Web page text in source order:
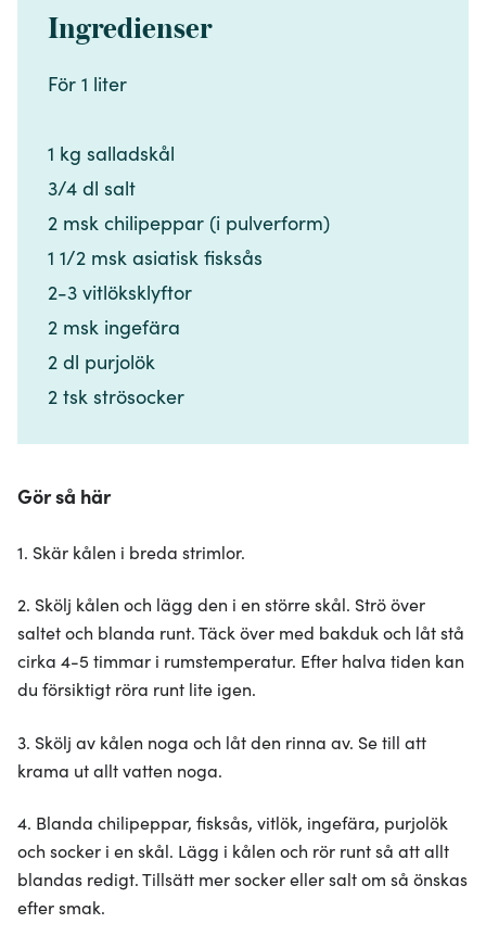
Ingredienser
För 1 liter​​​​‌ ‍ ​‍​‍‌‍ ‌ ​‍‌‍‍‌‌‍‌ ‌‍‍‌‌‍ ‍​‍​‍​ ‍‍​‍​‍‌ ​ ‌‍​‌‌‍ ‍‌‍‍‌‌ ‌​‌ ‍‌​‍ ‍‌‍‍‌‌‍ ​‍​‍​‍ ​​‍​‍‌‍‍​‌ ​‍‌‍‌‌‌‍‌‍​‍​‍​ ‍‍​‍​‍‌‍‍​‌ ‌​‌ ‌​‌ ​​‌ ​ ​ ‍‍​‍ ​‍ ‌‍​ ‌‍ ‌‌ ​ ​‍ ‍‌‍​ ‌‍‌‌‌ ​‍‌ ‌‍‌‍‌‌‌ ​‍‌‍​‌​‍ ‍‌ ​ ‌‍‌‌​‍ ‌ ​​‌ ​‍‌‍ ‌‍‌​‌ ‌‌‌‍​ ‌ ‌​‌‍‍‌‌‍ ‌‍ ‍​‍ ‌‍‍‌‌‍ ‍‌ ‌​‌‍‌‌‌‍ ‍‌ ‌​​‍ ‌‍‌‌‌‍‌​‌‍‍‌‌ ‌​​‍ ‌‍ ‌‌‍ ‌‍‌​‌‍‌‌​ ‌‌ ​​‌ ​‍‌‍‌‌‌ ​ ‌‍‌‌‌‍ ‍‌ ‌​‌‍​‌‌ ‌​‌‍‍‌‌‍ ‌‍ ‍​ ‍ ‌‍‍‌‌‍‌​​ ‌​ ​‍‌‍‌​​ ​ ‌‍​‌​ ‌‍‌‍​‌‌‍‌‌​ ​​​‍ ‌‌‍​‌‌‍‌‌​ ‌ ​ ‌‍​‍ ‌​ ‌​​ ‌​‌‍​‌​ ‌ ​‍ ‌​ ‍​​ ​‌​ ‌​​ ​ ​‍ ‌‌‍​ ‌‍​ ‌‍‌​​ ​‌​ ​‍​ ‍‌​ ‍‌​ ​ ‌‍‌‍‌‍‌​​ ‌​‌‍‌‍​ ‍ ‌ ‌​‌ ‍‌‌ ​​‌‍‌‌​ ‌‌ ​​‌‍​‌‌‍‌ ‌‍‌‌​ ‍ ‌ ​​‌‍​‌‌ ‌​‌‍‍​​ ‌‌‍​‍‌‍ ​‌‍ ‌‍​ ‌‍‍ ‌ ​ ​‍‌‌​ ‌‌‌​​‍‌‌ ‌‍‍ ‌‍‌‌‌ ‍‌​‍‌‌​ ​ ‌​‌​​‍‌‌​ ​ ‌​‌​​‍‌‌​ ​‍​ ​‍​ ‍‌‌‍​‍​ ‍​‌‍​ ‌‍‌​​ ‌‌‌‍‌‌‌‍​ ​‍ ‌​ ‌​​ ​‍​ ‍‌​ ‌‌​‍ ‌​ ‌​‌‍​‌‌‍‌‍​ ‌‌​‍ ‌‌‍​‍​ ​‌‌‍​‌‌‍​‍​‍ ‌​ ‍​​ ‍​‌‍‌​​ ‌‌‌‍‌​‌‍‌​​ ​ ‌‍​‍‌‍‌‌​ ​‍​ ‍​‌‍‌‍​‍‌‌​ ​‍​ ​‍​‍‌‌​ ‌‌‌​‌​​‍ ‍‌‍​ ‌‍ ‌‍ ​‌ ‌‌‌‍ ‌‌‍ ‍‌ ​ ​‍‌‌​ ‌‌‌​​‍‌‌ ‌‍‍ ‌‍‌‌‌ ‍‌​‍‌‌​ ​ ‌​‌​​‍‌‌​ ​ ‌​‌​​‍‌‌​ ​‍​ ​‍​ ‌‍​ ‌ ​ ​‌​ ‌ ​ ‌‌​ ​​​ ‌​​ ​‍​ ‍‌​ ‌‌‌‍​ ​ ​ ​‍‌‌​ ​‍​ ​‍​‍‌‌​ ‌‌‌​‌​​‍ ‍‌‍‍‌‌ ‌​‌‍‌‌‌‍ ‌‌ ​ ​‍‌‌​ ‌‌‌​​‍​ ​​​‍‌‌​ ‌‌‌​‌​​ ‌‍​‍‌‍​‌‌ ​ ‌‍‌‌‌‌‌‌‌ ​‍‌‍ ​​ ‌‌‍‍​‌ ‌​‌ ‌​‌ ​​‌ ​ ​‍‌‌​ ​ ‌​​‌​‍‌‌​ ​‍‌​‌‍​‍‌‌​ ​‍‌​‌‍‌‍​ ‌‍ ‌‌ ​ ​‍ ‍‌‍​ ‌‍‌‌‌ ​‍‌ ‌‍‌‍‌‌‌ ​‍‌‍​‌​‍ ‍‌ ​ ‌‍‌‌​‍‌‍‌‍‍‌‌‍‌​​ ‌​ ​‍‌‍‌​​ ​ ‌‍​‌​ ‌‍‌‍​‌‌‍‌‌​ ​​​‍ ‌‌‍​‌‌‍‌‌​ ‌ ​ ‌‍​‍ ‌​ ‌​​ ‌​‌‍​‌​ ‌ ​‍ ‌​ ‍​​ ​‌​ ‌​​ ​ ​‍ ‌‌‍​ ‌‍​ ‌‍‌​​ ​‌​ ​‍​ ‍‌​ ‍‌​ ​ ‌‍‌‍‌‍‌​​ ‌​‌‍‌‍​‍‌‍‌ ‌​‌ ‍‌‌ ​​‌‍‌‌​ ‌‌ ​​‌‍​‌‌‍‌ ‌‍‌‌​‍‌‍‌ ​​‌‍​‌‌ ‌​‌‍‍​​ ‌‌‍​‍‌‍ ​‌‍ ‌‍​ ‌‍‍ ‌ ​ ​‍‌‌​ ‌‌‌​​‍‌‌ ‌‍‍ ‌‍‌‌‌ ‍‌​‍‌‌​ ​ ‌​‌​​‍‌‌​ ​ ‌​‌​​‍‌‌​ ​‍​ ​‍​ ‍‌‌‍​‍​ ‍​‌‍​ ‌‍‌​​ ‌‌‌‍‌‌‌‍​ ​‍ ‌​ ‌​​ ​‍​ ‍‌​ ‌‌​‍ ‌​ ‌​‌‍​‌‌‍‌‍​ ‌‌​‍ ‌‌‍​‍​ ​‌‌‍​‌‌‍​‍​‍ ‌​ ‍​​ ‍​‌‍‌​​ ‌‌‌‍‌​‌‍‌​​ ​ ‌‍​‍‌‍‌‌​ ​‍​ ‍​‌‍‌‍​‍‌‌​ ​‍​ ​‍​‍‌‌​ ‌‌‌​‌​​‍ ‍‌‍​ ‌‍ ‌‍ ​‌ ‌‌‌‍ ‌‌‍ ‍‌ ​ ​‍‌‌​ ‌‌‌​​‍‌‌ ‌‍‍ ‌‍‌‌‌ ‍‌​‍‌‌​ ​ ‌​‌​​‍‌‌​ ​ ‌​‌​​‍‌‌​ ​‍​ ​‍​ ‌‍​ ‌ ​ ​‌​ ‌ ​ ‌‌​ ​​​ ‌​​ ​‍​ ‍‌​ ‌‌‌‍​ ​ ​ ​‍‌‌​ ​‍​ ​‍​‍‌‌​ ‌‌‌​‌​​‍ ‍‌‍‍‌‌ ‌​‌‍‌‌‌‍ ‌‌ ​ ​‍‌‌​ ‌‌‌​​‍​ ​​​‍‌‌​ ‌‌‌​‌​​‍‌‍‌ ‌ ‌‍ ‌ ​‍‌‍‍ ‌ ​ ‌ ​​‌‍​‌‌‍​ ‌‍‌‌​ ‌‌ ​​‌ ​‍‌‍ ‌‍‌​‌ ‌‌‌‍​ ‌ ‌​‌‍‍‌‌‍ ‌‍ ‍​‍‌‍‌ ​​‌‍‌‌‌ ​‍‌ ​ ‌ ​​‌‍‌‌‌‍​ ‌ ‌​‌‍‍‌‌ ‌‍‌‍‌‌​ ‌‌ ​​‌ ‌‌‌‍​‍‌‍ ​‌‍‍‌‌ ​ ‌‍‍​‌‍‌‌‌‍‌​​‍​‍‌ ‌
1 kg salladskål​​​​‌ ‍ ​‍​‍‌‍ ‌ ​‍‌‍‍‌‌‍‌ ‌‍‍‌‌‍ ‍​‍​‍​ ‍‍​‍​‍‌ ​ ‌‍​‌‌‍ ‍‌‍‍‌‌ ‌​‌ ‍‌​‍ ‍‌‍‍‌‌‍ ​‍​‍​‍ ​​‍​‍‌‍‍​‌ ​‍‌‍‌‌‌‍‌‍​‍​‍​ ‍‍​‍​‍‌‍‍​‌ ‌​‌ ‌​‌ ​​‌ ​ ​ ‍‍​‍ ​‍ ‌‍​ ‌‍ ‌‌ ​ ​‍ ‍‌‍​ ‌‍‌‌‌ ​‍‌ ‌‍‌‍‌‌‌ ​‍‌‍​‌​‍ ‍‌ ​ ‌‍‌‌​‍ ‌ ​​‌ ​‍‌‍ ‌‍‌​‌ ‌‌‌‍​ ‌ ‌​‌‍‍‌‌‍ ‌‍ ‍​‍ ‌‍‍‌‌‍ ‍‌ ‌​‌‍‌‌‌‍ ‍‌ ‌​​‍ ‌‍‌‌‌‍‌​‌‍‍‌‌ ‌​​‍ ‌‍ ‌‌‍ ‌‍‌​‌‍‌‌​ ‌‌ ​​‌ ​‍‌‍‌‌‌ ​ ‌‍‌‌‌‍ ‍‌ ‌​‌‍​‌‌ ‌​‌‍‍‌‌‍ ‌‍ ‍​ ‍ ‌‍‍‌‌‍‌​​ ‌​ ​‍‌‍‌​​ ​ ‌‍​‌​ ‌‍‌‍​‌‌‍‌‌​ ​​​‍ ‌‌‍​‌‌‍‌‌​ ‌ ​ ‌‍​‍ ‌​ ‌​​ ‌​‌‍​‌​ ‌ ​‍ ‌​ ‍​​ ​‌​ ‌​​ ​ ​‍ ‌‌‍​ ‌‍​ ‌‍‌​​ ​‌​ ​‍​ ‍‌​ ‍‌​ ​ ‌‍‌‍‌‍‌​​ ‌​‌‍‌‍​ ‍ ‌ ‌​‌ ‍‌‌ ​​‌‍‌‌​ ‌‌ ​​‌‍​‌‌‍‌ ‌‍‌‌​ ‍ ‌ ​​‌‍​‌‌ ‌​‌‍‍​​ ‌‌‍​‍‌‍ ​‌‍ ‌‍​ ‌‍‍ ‌ ​ ​‍‌‌​ ‌‌‌​​‍‌‌ ‌‍‍ ‌‍‌‌‌ ‍‌​‍‌‌​ ​ ‌​‌​​‍‌‌​ ​ ‌​‌​​‍‌‌​ ​‍​ ​‍​ ‍‌‌‍​‍​ ‍​‌‍​ ‌‍‌​​ ‌‌‌‍‌‌‌‍​ ​‍ ‌​ ‌​​ ​‍​ ‍‌​ ‌‌​‍ ‌​ ‌​‌‍​‌‌‍‌‍​ ‌‌​‍ ‌‌‍​‍​ ​‌‌‍​‌‌‍​‍​‍ ‌​ ‍​​ ‍​‌‍‌​​ ‌‌‌‍‌​‌‍‌​​ ​ ‌‍​‍‌‍‌‌​ ​‍​ ‍​‌‍‌‍​‍‌‌​ ​‍​ ​‍​‍‌‌​ ‌‌‌​‌​​‍ ‍‌‍​ ‌‍ ‌‍ ​‌ ‌‌‌‍ ‌‌‍ ‍‌ ​ ​‍‌‌​ ‌‌‌​​‍‌‌ ‌‍‍ ‌‍‌‌‌ ‍‌​‍‌‌​ ​ ‌​‌​​‍‌‌​ ​ ‌​‌​​‍‌‌​ ​‍​ ​‍​ ‌‍​ ‌ ​ ​‌​ ‌ ​ ‌‌​ ​​​ ‌​​ ​‍​ ‍‌​ ‌‌‌‍​ ​ ​ ​‍‌‌​ ​‍​ ​‍​‍‌‌​ ‌‌‌​‌​​‍ ‍‌‍‍‌‌ ‌​‌‍‌‌‌‍ ‌‌ ​ ​‍‌‌​ ‌‌‌​​‍​ ​‍​‍‌‌​ ‌‌‌​‌​​ ‌‍​‍‌‍​‌‌ ​ ‌‍‌‌‌‌‌‌‌ ​‍‌‍ ​​ ‌‌‍‍​‌ ‌​‌ ‌​‌ ​​‌ ​ ​‍‌‌​ ​ ‌​​‌​‍‌‌​ ​‍‌​‌‍​‍‌‌​ ​‍‌​‌‍‌‍​ ‌‍ ‌‌ ​ ​‍ ‍‌‍​ ‌‍‌‌‌ ​‍‌ ‌‍‌‍‌‌‌ ​‍‌‍​‌​‍ ‍‌ ​ ‌‍‌‌​‍‌‍‌‍‍‌‌‍‌​​ ‌​ ​‍‌‍‌​​ ​ ‌‍​‌​ ‌‍‌‍​‌‌‍‌‌​ ​​​‍ ‌‌‍​‌‌‍‌‌​ ‌ ​ ‌‍​‍ ‌​ ‌​​ ‌​‌‍​‌​ ‌ ​‍ ‌​ ‍​​ ​‌​ ‌​​ ​ ​‍ ‌‌‍​ ‌‍​ ‌‍‌​​ ​‌​ ​‍​ ‍‌​ ‍‌​ ​ ‌‍‌‍‌‍‌​​ ‌​‌‍‌‍​‍‌‍‌ ‌​‌ ‍‌‌ ​​‌‍‌‌​ ‌‌ ​​‌‍​‌‌‍‌ ‌‍‌‌​‍‌‍‌ ​​‌‍​‌‌ ‌​‌‍‍​​ ‌‌‍​‍‌‍ ​‌‍ ‌‍​ ‌‍‍ ‌ ​ ​‍‌‌​ ‌‌‌​​‍‌‌ ‌‍‍ ‌‍‌‌‌ ‍‌​‍‌‌​ ​ ‌​‌​​‍‌‌​ ​ ‌​‌​​‍‌‌​ ​‍​ ​‍​ ‍‌‌‍​‍​ ‍​‌‍​ ‌‍‌​​ ‌‌‌‍‌‌‌‍​ ​‍ ‌​ ‌​​ ​‍​ ‍‌​ ‌‌​‍ ‌​ ‌​‌‍​‌‌‍‌‍​ ‌‌​‍ ‌‌‍​‍​ ​‌‌‍​‌‌‍​‍​‍ ‌​ ‍​​ ‍​‌‍‌​​ ‌‌‌‍‌​‌‍‌​​ ​ ‌‍​‍‌‍‌‌​ ​‍​ ‍​‌‍‌‍​‍‌‌​ ​‍​ ​‍​‍‌‌​ ‌‌‌​‌​​‍ ‍‌‍​ ‌‍ ‌‍ ​‌ ‌‌‌‍ ‌‌‍ ‍‌ ​ ​‍‌‌​ ‌‌‌​​‍‌‌ ‌‍‍ ‌‍‌‌‌ ‍‌​‍‌‌​ ​ ‌​‌​​‍‌‌​ ​ ‌​‌​​‍‌‌​ ​‍​ ​‍​ ‌‍​ ‌ ​ ​‌​ ‌ ​ ‌‌​ ​​​ ‌​​ ​‍​ ‍‌​ ‌‌‌‍​ ​ ​ ​‍‌‌​ ​‍​ ​‍​‍‌‌​ ‌‌‌​‌​​‍ ‍‌‍‍‌‌ ‌​‌‍‌‌‌‍ ‌‌ ​ ​‍‌‌​ ‌‌‌​​‍​ ​‍​‍‌‌​ ‌‌‌​‌​​‍‌‍‌ ‌ ‌‍ ‌ ​‍‌‍‍ ‌ ​ ‌ ​​‌‍​‌‌‍​ ‌‍‌‌​ ‌‌ ​​‌ ​‍‌‍ ‌‍‌​‌ ‌‌‌‍​ ‌ ‌​‌‍‍‌‌‍ ‌‍ ‍​‍‌‍‌ ​​‌‍‌‌‌ ​‍‌ ​ ‌ ​​‌‍‌‌‌‍​ ‌ ‌​‌‍‍‌‌ ‌‍‌‍‌‌​ ‌‌ ​​‌ ‌‌‌‍​‍‌‍ ​‌‍‍‌‌ ​ ‌‍‍​‌‍‌‌‌‍‌​​‍​‍‌ ‌
3/4 dl salt​​​​‌ ‍ ​‍​‍‌‍ ‌ ​‍‌‍‍‌‌‍‌ ‌‍‍‌‌‍ ‍​‍​‍​ ‍‍​‍​‍‌ ​ ‌‍​‌‌‍ ‍‌‍‍‌‌ ‌​‌ ‍‌​‍ ‍‌‍‍‌‌‍ ​‍​‍​‍ ​​‍​‍‌‍‍​‌ ​‍‌‍‌‌‌‍‌‍​‍​‍​ ‍‍​‍​‍‌‍‍​‌ ‌​‌ ‌​‌ ​​‌ ​ ​ ‍‍​‍ ​‍ ‌‍​ ‌‍ ‌‌ ​ ​‍ ‍‌‍​ ‌‍‌‌‌ ​‍‌ ‌‍‌‍‌‌‌ ​‍‌‍​‌​‍ ‍‌ ​ ‌‍‌‌​‍ ‌ ​​‌ ​‍‌‍ ‌‍‌​‌ ‌‌‌‍​ ‌ ‌​‌‍‍‌‌‍ ‌‍ ‍​‍ ‌‍‍‌‌‍ ‍‌ ‌​‌‍‌‌‌‍ ‍‌ ‌​​‍ ‌‍‌‌‌‍‌​‌‍‍‌‌ ‌​​‍ ‌‍ ‌‌‍ ‌‍‌​‌‍‌‌​ ‌‌ ​​‌ ​‍‌‍‌‌‌ ​ ‌‍‌‌‌‍ ‍‌ ‌​‌‍​‌‌ ‌​‌‍‍‌‌‍ ‌‍ ‍​ ‍ ‌‍‍‌‌‍‌​​ ‌​ ​‍‌‍‌​​ ​ ‌‍​‌​ ‌‍‌‍​‌‌‍‌‌​ ​​​‍ ‌‌‍​‌‌‍‌‌​ ‌ ​ ‌‍​‍ ‌​ ‌​​ ‌​‌‍​‌​ ‌ ​‍ ‌​ ‍​​ ​‌​ ‌​​ ​ ​‍ ‌‌‍​ ‌‍​ ‌‍‌​​ ​‌​ ​‍​ ‍‌​ ‍‌​ ​ ‌‍‌‍‌‍‌​​ ‌​‌‍‌‍​ ‍ ‌ ‌​‌ ‍‌‌ ​​‌‍‌‌​ ‌‌ ​​‌‍​‌‌‍‌ ‌‍‌‌​ ‍ ‌ ​​‌‍​‌‌ ‌​‌‍‍​​ ‌‌‍​‍‌‍ ​‌‍ ‌‍​ ‌‍‍ ‌ ​ ​‍‌‌​ ‌‌‌​​‍‌‌ ‌‍‍ ‌‍‌‌‌ ‍‌​‍‌‌​ ​ ‌​‌​​‍‌‌​ ​ ‌​‌​​‍‌‌​ ​‍​ ​‍​ ‍‌‌‍​‍​ ‍​‌‍​ ‌‍‌​​ ‌‌‌‍‌‌‌‍​ ​‍ ‌​ ‌​​ ​‍​ ‍‌​ ‌‌​‍ ‌​ ‌​‌‍​‌‌‍‌‍​ ‌‌​‍ ‌‌‍​‍​ ​‌‌‍​‌‌‍​‍​‍ ‌​ ‍​​ ‍​‌‍‌​​ ‌‌‌‍‌​‌‍‌​​ ​ ‌‍​‍‌‍‌‌​ ​‍​ ‍​‌‍‌‍​‍‌‌​ ​‍​ ​‍​‍‌‌​ ‌‌‌​‌​​‍ ‍‌‍​ ‌‍ ‌‍ ​‌ ‌‌‌‍ ‌‌‍ ‍‌ ​ ​‍‌‌​ ‌‌‌​​‍‌‌ ‌‍‍ ‌‍‌‌‌ ‍‌​‍‌‌​ ​ ‌​‌​​‍‌‌​ ​ ‌​‌​​‍‌‌​ ​‍​ ​‍​ ‌‍​ ‌ ​ ​‌​ ‌ ​ ‌‌​ ​​​ ‌​​ ​‍​ ‍‌​ ‌‌‌‍​ ​ ​ ​‍‌‌​ ​‍​ ​‍​‍‌‌​ ‌‌‌​‌​​‍ ‍‌‍‍‌‌ ‌​‌‍‌‌‌‍ ‌‌ ​ ​‍‌‌​ ‌‌‌​​‍​ ​ ​‍‌‌​ ‌‌‌​‌​​ ‌‍​‍‌‍​‌‌ ​ ‌‍‌‌‌‌‌‌‌ ​‍‌‍ ​​ ‌‌‍‍​‌ ‌​‌ ‌​‌ ​​‌ ​ ​‍‌‌​ ​ ‌​​‌​‍‌‌​ ​‍‌​‌‍​‍‌‌​ ​‍‌​‌‍‌‍​ ‌‍ ‌‌ ​ ​‍ ‍‌‍​ ‌‍‌‌‌ ​‍‌ ‌‍‌‍‌‌‌ ​‍‌‍​‌​‍ ‍‌ ​ ‌‍‌‌​‍‌‍‌‍‍‌‌‍‌​​ ‌​ ​‍‌‍‌​​ ​ ‌‍​‌​ ‌‍‌‍​‌‌‍‌‌​ ​​​‍ ‌‌‍​‌‌‍‌‌​ ‌ ​ ‌‍​‍ ‌​ ‌​​ ‌​‌‍​‌​ ‌ ​‍ ‌​ ‍​​ ​‌​ ‌​​ ​ ​‍ ‌‌‍​ ‌‍​ ‌‍‌​​ ​‌​ ​‍​ ‍‌​ ‍‌​ ​ ‌‍‌‍‌‍‌​​ ‌​‌‍‌‍​‍‌‍‌ ‌​‌ ‍‌‌ ​​‌‍‌‌​ ‌‌ ​​‌‍​‌‌‍‌ ‌‍‌‌​‍‌‍‌ ​​‌‍​‌‌ ‌​‌‍‍​​ ‌‌‍​‍‌‍ ​‌‍ ‌‍​ ‌‍‍ ‌ ​ ​‍‌‌​ ‌‌‌​​‍‌‌ ‌‍‍ ‌‍‌‌‌ ‍‌​‍‌‌​ ​ ‌​‌​​‍‌‌​ ​ ‌​‌​​‍‌‌​ ​‍​ ​‍​ ‍‌‌‍​‍​ ‍​‌‍​ ‌‍‌​​ ‌‌‌‍‌‌‌‍​ ​‍ ‌​ ‌​​ ​‍​ ‍‌​ ‌‌​‍ ‌​ ‌​‌‍​‌‌‍‌‍​ ‌‌​‍ ‌‌‍​‍​ ​‌‌‍​‌‌‍​‍​‍ ‌​ ‍​​ ‍​‌‍‌​​ ‌‌‌‍‌​‌‍‌​​ ​ ‌‍​‍‌‍‌‌​ ​‍​ ‍​‌‍‌‍​‍‌‌​ ​‍​ ​‍​‍‌‌​ ‌‌‌​‌​​‍ ‍‌‍​ ‌‍ ‌‍ ​‌ ‌‌‌‍ ‌‌‍ ‍‌ ​ ​‍‌‌​ ‌‌‌​​‍‌‌ ‌‍‍ ‌‍‌‌‌ ‍‌​‍‌‌​ ​ ‌​‌​​‍‌‌​ ​ ‌​‌​​‍‌‌​ ​‍​ ​‍​ ‌‍​ ‌ ​ ​‌​ ‌ ​ ‌‌​ ​​​ ‌​​ ​‍​ ‍‌​ ‌‌‌‍​ ​ ​ ​‍‌‌​ ​‍​ ​‍​‍‌‌​ ‌‌‌​‌​​‍ ‍‌‍‍‌‌ ‌​‌‍‌‌‌‍ ‌‌ ​ ​‍‌‌​ ‌‌‌​​‍​ ​ ​‍‌‌​ ‌‌‌​‌​​‍‌‍‌ ‌ ‌‍ ‌ ​‍‌‍‍ ‌ ​ ‌ ​​‌‍​‌‌‍​ ‌‍‌‌​ ‌‌ ​​‌ ​‍‌‍ ‌‍‌​‌ ‌‌‌‍​ ‌ ‌​‌‍‍‌‌‍ ‌‍ ‍​‍‌‍‌ ​​‌‍‌‌‌ ​‍‌ ​ ‌ ​​‌‍‌‌‌‍​ ‌ ‌​‌‍‍‌‌ ‌‍‌‍‌‌​ ‌‌ ​​‌ ‌‌‌‍​‍‌‍ ​‌‍‍‌‌ ​ ‌‍‍​‌‍‌‌‌‍‌​​‍​‍‌ ‌
2 msk chilipeppar (i pulverform) ​​​​‌ ‍ ​‍​‍‌‍ ‌ ​‍‌‍‍‌‌‍‌ ‌‍‍‌‌‍ ‍​‍​‍​ ‍‍​‍​‍‌ ​ ‌‍​‌‌‍ ‍‌‍‍‌‌ ‌​‌ ‍‌​‍ ‍‌‍‍‌‌‍ ​‍​‍​‍ ​​‍​‍‌‍‍​‌ ​‍‌‍‌‌‌‍‌‍​‍​‍​ ‍‍​‍​‍‌‍‍​‌ ‌​‌ ‌​‌ ​​‌ ​ ​ ‍‍​‍ ​‍ ‌‍​ ‌‍ ‌‌ ​ ​‍ ‍‌‍​ ‌‍‌‌‌ ​‍‌ ‌‍‌‍‌‌‌ ​‍‌‍​‌​‍ ‍‌ ​ ‌‍‌‌​‍ ‌ ​​‌ ​‍‌‍ ‌‍‌​‌ ‌‌‌‍​ ‌ ‌​‌‍‍‌‌‍ ‌‍ ‍​‍ ‌‍‍‌‌‍ ‍‌ ‌​‌‍‌‌‌‍ ‍‌ ‌​​‍ ‌‍‌‌‌‍‌​‌‍‍‌‌ ‌​​‍ ‌‍ ‌‌‍ ‌‍‌​‌‍‌‌​ ‌‌ ​​‌ ​‍‌‍‌‌‌ ​ ‌‍‌‌‌‍ ‍‌ ‌​‌‍​‌‌ ‌​‌‍‍‌‌‍ ‌‍ ‍​ ‍ ‌‍‍‌‌‍‌​​ ‌​ ​‍‌‍‌​​ ​ ‌‍​‌​ ‌‍‌‍​‌‌‍‌‌​ ​​​‍ ‌‌‍​‌‌‍‌‌​ ‌ ​ ‌‍​‍ ‌​ ‌​​ ‌​‌‍​‌​ ‌ ​‍ ‌​ ‍​​ ​‌​ ‌​​ ​ ​‍ ‌‌‍​ ‌‍​ ‌‍‌​​ ​‌​ ​‍​ ‍‌​ ‍‌​ ​ ‌‍‌‍‌‍‌​​ ‌​‌‍‌‍​ ‍ ‌ ‌​‌ ‍‌‌ ​​‌‍‌‌​ ‌‌ ​​‌‍​‌‌‍‌ ‌‍‌‌​ ‍ ‌ ​​‌‍​‌‌ ‌​‌‍‍​​ ‌‌‍​‍‌‍ ​‌‍ ‌‍​ ‌‍‍ ‌ ​ ​‍‌‌​ ‌‌‌​​‍‌‌ ‌‍‍ ‌‍‌‌‌ ‍‌​‍‌‌​ ​ ‌​‌​​‍‌‌​ ​ ‌​‌​​‍‌‌​ ​‍​ ​‍​ ‍‌‌‍​‍​ ‍​‌‍​ ‌‍‌​​ ‌‌‌‍‌‌‌‍​ ​‍ ‌​ ‌​​ ​‍​ ‍‌​ ‌‌​‍ ‌​ ‌​‌‍​‌‌‍‌‍​ ‌‌​‍ ‌‌‍​‍​ ​‌‌‍​‌‌‍​‍​‍ ‌​ ‍​​ ‍​‌‍‌​​ ‌‌‌‍‌​‌‍‌​​ ​ ‌‍​‍‌‍‌‌​ ​‍​ ‍​‌‍‌‍​‍‌‌​ ​‍​ ​‍​‍‌‌​ ‌‌‌​‌​​‍ ‍‌‍​ ‌‍ ‌‍ ​‌ ‌‌‌‍ ‌‌‍ ‍‌ ​ ​‍‌‌​ ‌‌‌​​‍‌‌ ‌‍‍ ‌‍‌‌‌ ‍‌​‍‌‌​ ​ ‌​‌​​‍‌‌​ ​ ‌​‌​​‍‌‌​ ​‍​ ​‍​ ‌‍​ ‌ ​ ​‌​ ‌ ​ ‌‌​ ​​​ ‌​​ ​‍​ ‍‌​ ‌‌‌‍​ ​ ​ ​‍‌‌​ ​‍​ ​‍​‍‌‌​ ‌‌‌​‌​​‍ ‍‌‍‍‌‌ ‌​‌‍‌‌‌‍ ‌‌ ​ ​‍‌‌​ ‌‌‌​​‍​ ‌​​‍‌‌​ ‌‌‌​‌​​ ‌‍​‍‌‍​‌‌ ​ ‌‍‌‌‌‌‌‌‌ ​‍‌‍ ​​ ‌‌‍‍​‌ ‌​‌ ‌​‌ ​​‌ ​ ​‍‌‌​ ​ ‌​​‌​‍‌‌​ ​‍‌​‌‍​‍‌‌​ ​‍‌​‌‍‌‍​ ‌‍ ‌‌ ​ ​‍ ‍‌‍​ ‌‍‌‌‌ ​‍‌ ‌‍‌‍‌‌‌ ​‍‌‍​‌​‍ ‍‌ ​ ‌‍‌‌​‍‌‍‌‍‍‌‌‍‌​​ ‌​ ​‍‌‍‌​​ ​ ‌‍​‌​ ‌‍‌‍​‌‌‍‌‌​ ​​​‍ ‌‌‍​‌‌‍‌‌​ ‌ ​ ‌‍​‍ ‌​ ‌​​ ‌​‌‍​‌​ ‌ ​‍ ‌​ ‍​​ ​‌​ ‌​​ ​ ​‍ ‌‌‍​ ‌‍​ ‌‍‌​​ ​‌​ ​‍​ ‍‌​ ‍‌​ ​ ‌‍‌‍‌‍‌​​ ‌​‌‍‌‍​‍‌‍‌ ‌​‌ ‍‌‌ ​​‌‍‌‌​ ‌‌ ​​‌‍​‌‌‍‌ ‌‍‌‌​‍‌‍‌ ​​‌‍​‌‌ ‌​‌‍‍​​ ‌‌‍​‍‌‍ ​‌‍ ‌‍​ ‌‍‍ ‌ ​ ​‍‌‌​ ‌‌‌​​‍‌‌ ‌‍‍ ‌‍‌‌‌ ‍‌​‍‌‌​ ​ ‌​‌​​‍‌‌​ ​ ‌​‌​​‍‌‌​ ​‍​ ​‍​ ‍‌‌‍​‍​ ‍​‌‍​ ‌‍‌​​ ‌‌‌‍‌‌‌‍​ ​‍ ‌​ ‌​​ ​‍​ ‍‌​ ‌‌​‍ ‌​ ‌​‌‍​‌‌‍‌‍​ ‌‌​‍ ‌‌‍​‍​ ​‌‌‍​‌‌‍​‍​‍ ‌​ ‍​​ ‍​‌‍‌​​ ‌‌‌‍‌​‌‍‌​​ ​ ‌‍​‍‌‍‌‌​ ​‍​ ‍​‌‍‌‍​‍‌‌​ ​‍​ ​‍​‍‌‌​ ‌‌‌​‌​​‍ ‍‌‍​ ‌‍ ‌‍ ​‌ ‌‌‌‍ ‌‌‍ ‍‌ ​ ​‍‌‌​ ‌‌‌​​‍‌‌ ‌‍‍ ‌‍‌‌‌ ‍‌​‍‌‌​ ​ ‌​‌​​‍‌‌​ ​ ‌​‌​​‍‌‌​ ​‍​ ​‍​ ‌‍​ ‌ ​ ​‌​ ‌ ​ ‌‌​ ​​​ ‌​​ ​‍​ ‍‌​ ‌‌‌‍​ ​ ​ ​‍‌‌​ ​‍​ ​‍​‍‌‌​ ‌‌‌​‌​​‍ ‍‌‍‍‌‌ ‌​‌‍‌‌‌‍ ‌‌ ​ ​‍‌‌​ ‌‌‌​​‍​ ‌​​‍‌‌​ ‌‌‌​‌​​‍‌‍‌ ‌ ‌‍ ‌ ​‍‌‍‍ ‌ ​ ‌ ​​‌‍​‌‌‍​ ‌‍‌‌​ ‌‌ ​​‌ ​‍‌‍ ‌‍‌​‌ ‌‌‌‍​ ‌ ‌​‌‍‍‌‌‍ ‌‍ ‍​‍‌‍‌ ​​‌‍‌‌‌ ​‍‌ ​ ‌ ​​‌‍‌‌‌‍​ ‌ ‌​‌‍‍‌‌ ‌‍‌‍‌‌​ ‌‌ ​​‌ ‌‌‌‍​‍‌‍ ​‌‍‍‌‌ ​ ‌‍‍​‌‍‌‌‌‍‌​​‍​‍‌ ‌
1 1/2 msk asiatisk fisksås​​​​‌ ‍ ​‍​‍‌‍ ‌ ​‍‌‍‍‌‌‍‌ ‌‍‍‌‌‍ ‍​‍​‍​ ‍‍​‍​‍‌ ​ ‌‍​‌‌‍ ‍‌‍‍‌‌ ‌​‌ ‍‌​‍ ‍‌‍‍‌‌‍ ​‍​‍​‍ ​​‍​‍‌‍‍​‌ ​‍‌‍‌‌‌‍‌‍​‍​‍​ ‍‍​‍​‍‌‍‍​‌ ‌​‌ ‌​‌ ​​‌ ​ ​ ‍‍​‍ ​‍ ‌‍​ ‌‍ ‌‌ ​ ​‍ ‍‌‍​ ‌‍‌‌‌ ​‍‌ ‌‍‌‍‌‌‌ ​‍‌‍​‌​‍ ‍‌ ​ ‌‍‌‌​‍ ‌ ​​‌ ​‍‌‍ ‌‍‌​‌ ‌‌‌‍​ ‌ ‌​‌‍‍‌‌‍ ‌‍ ‍​‍ ‌‍‍‌‌‍ ‍‌ ‌​‌‍‌‌‌‍ ‍‌ ‌​​‍ ‌‍‌‌‌‍‌​‌‍‍‌‌ ‌​​‍ ‌‍ ‌‌‍ ‌‍‌​‌‍‌‌​ ‌‌ ​​‌ ​‍‌‍‌‌‌ ​ ‌‍‌‌‌‍ ‍‌ ‌​‌‍​‌‌ ‌​‌‍‍‌‌‍ ‌‍ ‍​ ‍ ‌‍‍‌‌‍‌​​ ‌​ ​‍‌‍‌​​ ​ ‌‍​‌​ ‌‍‌‍​‌‌‍‌‌​ ​​​‍ ‌‌‍​‌‌‍‌‌​ ‌ ​ ‌‍​‍ ‌​ ‌​​ ‌​‌‍​‌​ ‌ ​‍ ‌​ ‍​​ ​‌​ ‌​​ ​ ​‍ ‌‌‍​ ‌‍​ ‌‍‌​​ ​‌​ ​‍​ ‍‌​ ‍‌​ ​ ‌‍‌‍‌‍‌​​ ‌​‌‍‌‍​ ‍ ‌ ‌​‌ ‍‌‌ ​​‌‍‌‌​ ‌‌ ​​‌‍​‌‌‍‌ ‌‍‌‌​ ‍ ‌ ​​‌‍​‌‌ ‌​‌‍‍​​ ‌‌‍​‍‌‍ ​‌‍ ‌‍​ ‌‍‍ ‌ ​ ​‍‌‌​ ‌‌‌​​‍‌‌ ‌‍‍ ‌‍‌‌‌ ‍‌​‍‌‌​ ​ ‌​‌​​‍‌‌​ ​ ‌​‌​​‍‌‌​ ​‍​ ​‍​ ‍‌‌‍​‍​ ‍​‌‍​ ‌‍‌​​ ‌‌‌‍‌‌‌‍​ ​‍ ‌​ ‌​​ ​‍​ ‍‌​ ‌‌​‍ ‌​ ‌​‌‍​‌‌‍‌‍​ ‌‌​‍ ‌‌‍​‍​ ​‌‌‍​‌‌‍​‍​‍ ‌​ ‍​​ ‍​‌‍‌​​ ‌‌‌‍‌​‌‍‌​​ ​ ‌‍​‍‌‍‌‌​ ​‍​ ‍​‌‍‌‍​‍‌‌​ ​‍​ ​‍​‍‌‌​ ‌‌‌​‌​​‍ ‍‌‍​ ‌‍ ‌‍ ​‌ ‌‌‌‍ ‌‌‍ ‍‌ ​ ​‍‌‌​ ‌‌‌​​‍‌‌ ‌‍‍ ‌‍‌‌‌ ‍‌​‍‌‌​ ​ ‌​‌​​‍‌‌​ ​ ‌​‌​​‍‌‌​ ​‍​ ​‍​ ‌‍​ ‌ ​ ​‌​ ‌ ​ ‌‌​ ​​​ ‌​​ ​‍​ ‍‌​ ‌‌‌‍​ ​ ​ ​‍‌‌​ ​‍​ ​‍​‍‌‌​ ‌‌‌​‌​​‍ ‍‌‍‍‌‌ ‌​‌‍‌‌‌‍ ‌‌ ​ ​‍‌‌​ ‌‌‌​​‍​ ‌‌​‍‌‌​ ‌‌‌​‌​​ ‌‍​‍‌‍​‌‌ ​ ‌‍‌‌‌‌‌‌‌ ​‍‌‍ ​​ ‌‌‍‍​‌ ‌​‌ ‌​‌ ​​‌ ​ ​‍‌‌​ ​ ‌​​‌​‍‌‌​ ​‍‌​‌‍​‍‌‌​ ​‍‌​‌‍‌‍​ ‌‍ ‌‌ ​ ​‍ ‍‌‍​ ‌‍‌‌‌ ​‍‌ ‌‍‌‍‌‌‌ ​‍‌‍​‌​‍ ‍‌ ​ ‌‍‌‌​‍‌‍‌‍‍‌‌‍‌​​ ‌​ ​‍‌‍‌​​ ​ ‌‍​‌​ ‌‍‌‍​‌‌‍‌‌​ ​​​‍ ‌‌‍​‌‌‍‌‌​ ‌ ​ ‌‍​‍ ‌​ ‌​​ ‌​‌‍​‌​ ‌ ​‍ ‌​ ‍​​ ​‌​ ‌​​ ​ ​‍ ‌‌‍​ ‌‍​ ‌‍‌​​ ​‌​ ​‍​ ‍‌​ ‍‌​ ​ ‌‍‌‍‌‍‌​​ ‌​‌‍‌‍​‍‌‍‌ ‌​‌ ‍‌‌ ​​‌‍‌‌​ ‌‌ ​​‌‍​‌‌‍‌ ‌‍‌‌​‍‌‍‌ ​​‌‍​‌‌ ‌​‌‍‍​​ ‌‌‍​‍‌‍ ​‌‍ ‌‍​ ‌‍‍ ‌ ​ ​‍‌‌​ ‌‌‌​​‍‌‌ ‌‍‍ ‌‍‌‌‌ ‍‌​‍‌‌​ ​ ‌​‌​​‍‌‌​ ​ ‌​‌​​‍‌‌​ ​‍​ ​‍​ ‍‌‌‍​‍​ ‍​‌‍​ ‌‍‌​​ ‌‌‌‍‌‌‌‍​ ​‍ ‌​ ‌​​ ​‍​ ‍‌​ ‌‌​‍ ‌​ ‌​‌‍​‌‌‍‌‍​ ‌‌​‍ ‌‌‍​‍​ ​‌‌‍​‌‌‍​‍​‍ ‌​ ‍​​ ‍​‌‍‌​​ ‌‌‌‍‌​‌‍‌​​ ​ ‌‍​‍‌‍‌‌​ ​‍​ ‍​‌‍‌‍​‍‌‌​ ​‍​ ​‍​‍‌‌​ ‌‌‌​‌​​‍ ‍‌‍​ ‌‍ ‌‍ ​‌ ‌‌‌‍ ‌‌‍ ‍‌ ​ ​‍‌‌​ ‌‌‌​​‍‌‌ ‌‍‍ ‌‍‌‌‌ ‍‌​‍‌‌​ ​ ‌​‌​​‍‌‌​ ​ ‌​‌​​‍‌‌​ ​‍​ ​‍​ ‌‍​ ‌ ​ ​‌​ ‌ ​ ‌‌​ ​​​ ‌​​ ​‍​ ‍‌​ ‌‌‌‍​ ​ ​ ​‍‌‌​ ​‍​ ​‍​‍‌‌​ ‌‌‌​‌​​‍ ‍‌‍‍‌‌ ‌​‌‍‌‌‌‍ ‌‌ ​ ​‍‌‌​ ‌‌‌​​‍​ ‌‌​‍‌‌​ ‌‌‌​‌​​‍‌‍‌ ‌ ‌‍ ‌ ​‍‌‍‍ ‌ ​ ‌ ​​‌‍​‌‌‍​ ‌‍‌‌​ ‌‌ ​​‌ ​‍‌‍ ‌‍‌​‌ ‌‌‌‍​ ‌ ‌​‌‍‍‌‌‍ ‌‍ ‍​‍‌‍‌ ​​‌‍‌‌‌ ​‍‌ ​ ‌ ​​‌‍‌‌‌‍​ ‌ ‌​‌‍‍‌‌ ‌‍‌‍‌‌​ ‌‌ ​​‌ ‌‌‌‍​‍‌‍ ​‌‍‍‌‌ ​ ‌‍‍​‌‍‌‌‌‍‌​​‍​‍‌ ‌
2-3 vitlöksklyftor​​​​‌ ‍ ​‍​‍‌‍ ‌ ​‍‌‍‍‌‌‍‌ ‌‍‍‌‌‍ ‍​‍​‍​ ‍‍​‍​‍‌ ​ ‌‍​‌‌‍ ‍‌‍‍‌‌ ‌​‌ ‍‌​‍ ‍‌‍‍‌‌‍ ​‍​‍​‍ ​​‍​‍‌‍‍​‌ ​‍‌‍‌‌‌‍‌‍​‍​‍​ ‍‍​‍​‍‌‍‍​‌ ‌​‌ ‌​‌ ​​‌ ​ ​ ‍‍​‍ ​‍ ‌‍​ ‌‍ ‌‌ ​ ​‍ ‍‌‍​ ‌‍‌‌‌ ​‍‌ ‌‍‌‍‌‌‌ ​‍‌‍​‌​‍ ‍‌ ​ ‌‍‌‌​‍ ‌ ​​‌ ​‍‌‍ ‌‍‌​‌ ‌‌‌‍​ ‌ ‌​‌‍‍‌‌‍ ‌‍ ‍​‍ ‌‍‍‌‌‍ ‍‌ ‌​‌‍‌‌‌‍ ‍‌ ‌​​‍ ‌‍‌‌‌‍‌​‌‍‍‌‌ ‌​​‍ ‌‍ ‌‌‍ ‌‍‌​‌‍‌‌​ ‌‌ ​​‌ ​‍‌‍‌‌‌ ​ ‌‍‌‌‌‍ ‍‌ ‌​‌‍​‌‌ ‌​‌‍‍‌‌‍ ‌‍ ‍​ ‍ ‌‍‍‌‌‍‌​​ ‌​ ​‍‌‍‌​​ ​ ‌‍​‌​ ‌‍‌‍​‌‌‍‌‌​ ​​​‍ ‌‌‍​‌‌‍‌‌​ ‌ ​ ‌‍​‍ ‌​ ‌​​ ‌​‌‍​‌​ ‌ ​‍ ‌​ ‍​​ ​‌​ ‌​​ ​ ​‍ ‌‌‍​ ‌‍​ ‌‍‌​​ ​‌​ ​‍​ ‍‌​ ‍‌​ ​ ‌‍‌‍‌‍‌​​ ‌​‌‍‌‍​ ‍ ‌ ‌​‌ ‍‌‌ ​​‌‍‌‌​ ‌‌ ​​‌‍​‌‌‍‌ ‌‍‌‌​ ‍ ‌ ​​‌‍​‌‌ ‌​‌‍‍​​ ‌‌‍​‍‌‍ ​‌‍ ‌‍​ ‌‍‍ ‌ ​ ​‍‌‌​ ‌‌‌​​‍‌‌ ‌‍‍ ‌‍‌‌‌ ‍‌​‍‌‌​ ​ ‌​‌​​‍‌‌​ ​ ‌​‌​​‍‌‌​ ​‍​ ​‍​ ‍‌‌‍​‍​ ‍​‌‍​ ‌‍‌​​ ‌‌‌‍‌‌‌‍​ ​‍ ‌​ ‌​​ ​‍​ ‍‌​ ‌‌​‍ ‌​ ‌​‌‍​‌‌‍‌‍​ ‌‌​‍ ‌‌‍​‍​ ​‌‌‍​‌‌‍​‍​‍ ‌​ ‍​​ ‍​‌‍‌​​ ‌‌‌‍‌​‌‍‌​​ ​ ‌‍​‍‌‍‌‌​ ​‍​ ‍​‌‍‌‍​‍‌‌​ ​‍​ ​‍​‍‌‌​ ‌‌‌​‌​​‍ ‍‌‍​ ‌‍ ‌‍ ​‌ ‌‌‌‍ ‌‌‍ ‍‌ ​ ​‍‌‌​ ‌‌‌​​‍‌‌ ‌‍‍ ‌‍‌‌‌ ‍‌​‍‌‌​ ​ ‌​‌​​‍‌‌​ ​ ‌​‌​​‍‌‌​ ​‍​ ​‍​ ‌‍​ ‌ ​ ​‌​ ‌ ​ ‌‌​ ​​​ ‌​​ ​‍​ ‍‌​ ‌‌‌‍​ ​ ​ ​‍‌‌​ ​‍​ ​‍​‍‌‌​ ‌‌‌​‌​​‍ ‍‌‍‍‌‌ ‌​‌‍‌‌‌‍ ‌‌ ​ ​‍‌‌​ ‌‌‌​​‍​ ‌‍​‍‌‌​ ‌‌‌​‌​​ ‌‍​‍‌‍​‌‌ ​ ‌‍‌‌‌‌‌‌‌ ​‍‌‍ ​​ ‌‌‍‍​‌ ‌​‌ ‌​‌ ​​‌ ​ ​‍‌‌​ ​ ‌​​‌​‍‌‌​ ​‍‌​‌‍​‍‌‌​ ​‍‌​‌‍‌‍​ ‌‍ ‌‌ ​ ​‍ ‍‌‍​ ‌‍‌‌‌ ​‍‌ ‌‍‌‍‌‌‌ ​‍‌‍​‌​‍ ‍‌ ​ ‌‍‌‌​‍‌‍‌‍‍‌‌‍‌​​ ‌​ ​‍‌‍‌​​ ​ ‌‍​‌​ ‌‍‌‍​‌‌‍‌‌​ ​​​‍ ‌‌‍​‌‌‍‌‌​ ‌ ​ ‌‍​‍ ‌​ ‌​​ ‌​‌‍​‌​ ‌ ​‍ ‌​ ‍​​ ​‌​ ‌​​ ​ ​‍ ‌‌‍​ ‌‍​ ‌‍‌​​ ​‌​ ​‍​ ‍‌​ ‍‌​ ​ ‌‍‌‍‌‍‌​​ ‌​‌‍‌‍​‍‌‍‌ ‌​‌ ‍‌‌ ​​‌‍‌‌​ ‌‌ ​​‌‍​‌‌‍‌ ‌‍‌‌​‍‌‍‌ ​​‌‍​‌‌ ‌​‌‍‍​​ ‌‌‍​‍‌‍ ​‌‍ ‌‍​ ‌‍‍ ‌ ​ ​‍‌‌​ ‌‌‌​​‍‌‌ ‌‍‍ ‌‍‌‌‌ ‍‌​‍‌‌​ ​ ‌​‌​​‍‌‌​ ​ ‌​‌​​‍‌‌​ ​‍​ ​‍​ ‍‌‌‍​‍​ ‍​‌‍​ ‌‍‌​​ ‌‌‌‍‌‌‌‍​ ​‍ ‌​ ‌​​ ​‍​ ‍‌​ ‌‌​‍ ‌​ ‌​‌‍​‌‌‍‌‍​ ‌‌​‍ ‌‌‍​‍​ ​‌‌‍​‌‌‍​‍​‍ ‌​ ‍​​ ‍​‌‍‌​​ ‌‌‌‍‌​‌‍‌​​ ​ ‌‍​‍‌‍‌‌​ ​‍​ ‍​‌‍‌‍​‍‌‌​ ​‍​ ​‍​‍‌‌​ ‌‌‌​‌​​‍ ‍‌‍​ ‌‍ ‌‍ ​‌ ‌‌‌‍ ‌‌‍ ‍‌ ​ ​‍‌‌​ ‌‌‌​​‍‌‌ ‌‍‍ ‌‍‌‌‌ ‍‌​‍‌‌​ ​ ‌​‌​​‍‌‌​ ​ ‌​‌​​‍‌‌​ ​‍​ ​‍​ ‌‍​ ‌ ​ ​‌​ ‌ ​ ‌‌​ ​​​ ‌​​ ​‍​ ‍‌​ ‌‌‌‍​ ​ ​ ​‍‌‌​ ​‍​ ​‍​‍‌‌​ ‌‌‌​‌​​‍ ‍‌‍‍‌‌ ‌​‌‍‌‌‌‍ ‌‌ ​ ​‍‌‌​ ‌‌‌​​‍​ ‌‍​‍‌‌​ ‌‌‌​‌​​‍‌‍‌ ‌ ‌‍ ‌ ​‍‌‍‍ ‌ ​ ‌ ​​‌‍​‌‌‍​ ‌‍‌‌​ ‌‌ ​​‌ ​‍‌‍ ‌‍‌​‌ ‌‌‌‍​ ‌ ‌​‌‍‍‌‌‍ ‌‍ ‍​‍‌‍‌ ​​‌‍‌‌‌ ​‍‌ ​ ‌ ​​‌‍‌‌‌‍​ ‌ ‌​‌‍‍‌‌ ‌‍‌‍‌‌​ ‌‌ ​​‌ ‌‌‌‍​‍‌‍ ​‌‍‍‌‌ ​ ‌‍‍​‌‍‌‌‌‍‌​​‍​‍‌ ‌
2 msk ingefära​​​​‌ ‍ ​‍​‍‌‍ ‌ ​‍‌‍‍‌‌‍‌ ‌‍‍‌‌‍ ‍​‍​‍​ ‍‍​‍​‍‌ ​ ‌‍​‌‌‍ ‍‌‍‍‌‌ ‌​‌ ‍‌​‍ ‍‌‍‍‌‌‍ ​‍​‍​‍ ​​‍​‍‌‍‍​‌ ​‍‌‍‌‌‌‍‌‍​‍​‍​ ‍‍​‍​‍‌‍‍​‌ ‌​‌ ‌​‌ ​​‌ ​ ​ ‍‍​‍ ​‍ ‌‍​ ‌‍ ‌‌ ​ ​‍ ‍‌‍​ ‌‍‌‌‌ ​‍‌ ‌‍‌‍‌‌‌ ​‍‌‍​‌​‍ ‍‌ ​ ‌‍‌‌​‍ ‌ ​​‌ ​‍‌‍ ‌‍‌​‌ ‌‌‌‍​ ‌ ‌​‌‍‍‌‌‍ ‌‍ ‍​‍ ‌‍‍‌‌‍ ‍‌ ‌​‌‍‌‌‌‍ ‍‌ ‌​​‍ ‌‍‌‌‌‍‌​‌‍‍‌‌ ‌​​‍ ‌‍ ‌‌‍ ‌‍‌​‌‍‌‌​ ‌‌ ​​‌ ​‍‌‍‌‌‌ ​ ‌‍‌‌‌‍ ‍‌ ‌​‌‍​‌‌ ‌​‌‍‍‌‌‍ ‌‍ ‍​ ‍ ‌‍‍‌‌‍‌​​ ‌​ ​‍‌‍‌​​ ​ ‌‍​‌​ ‌‍‌‍​‌‌‍‌‌​ ​​​‍ ‌‌‍​‌‌‍‌‌​ ‌ ​ ‌‍​‍ ‌​ ‌​​ ‌​‌‍​‌​ ‌ ​‍ ‌​ ‍​​ ​‌​ ‌​​ ​ ​‍ ‌‌‍​ ‌‍​ ‌‍‌​​ ​‌​ ​‍​ ‍‌​ ‍‌​ ​ ‌‍‌‍‌‍‌​​ ‌​‌‍‌‍​ ‍ ‌ ‌​‌ ‍‌‌ ​​‌‍‌‌​ ‌‌ ​​‌‍​‌‌‍‌ ‌‍‌‌​ ‍ ‌ ​​‌‍​‌‌ ‌​‌‍‍​​ ‌‌‍​‍‌‍ ​‌‍ ‌‍​ ‌‍‍ ‌ ​ ​‍‌‌​ ‌‌‌​​‍‌‌ ‌‍‍ ‌‍‌‌‌ ‍‌​‍‌‌​ ​ ‌​‌​​‍‌‌​ ​ ‌​‌​​‍‌‌​ ​‍​ ​‍​ ‍‌‌‍​‍​ ‍​‌‍​ ‌‍‌​​ ‌‌‌‍‌‌‌‍​ ​‍ ‌​ ‌​​ ​‍​ ‍‌​ ‌‌​‍ ‌​ ‌​‌‍​‌‌‍‌‍​ ‌‌​‍ ‌‌‍​‍​ ​‌‌‍​‌‌‍​‍​‍ ‌​ ‍​​ ‍​‌‍‌​​ ‌‌‌‍‌​‌‍‌​​ ​ ‌‍​‍‌‍‌‌​ ​‍​ ‍​‌‍‌‍​‍‌‌​ ​‍​ ​‍​‍‌‌​ ‌‌‌​‌​​‍ ‍‌‍​ ‌‍ ‌‍ ​‌ ‌‌‌‍ ‌‌‍ ‍‌ ​ ​‍‌‌​ ‌‌‌​​‍‌‌ ‌‍‍ ‌‍‌‌‌ ‍‌​‍‌‌​ ​ ‌​‌​​‍‌‌​ ​ ‌​‌​​‍‌‌​ ​‍​ ​‍​ ‌‍​ ‌ ​ ​‌​ ‌ ​ ‌‌​ ​​​ ‌​​ ​‍​ ‍‌​ ‌‌‌‍​ ​ ​ ​‍‌‌​ ​‍​ ​‍​‍‌‌​ ‌‌‌​‌​​‍ ‍‌‍‍‌‌ ‌​‌‍‌‌‌‍ ‌‌ ​ ​‍‌‌​ ‌‌‌​​‍​ ‌ ​‍‌‌​ ‌‌‌​‌​​ ‌‍​‍‌‍​‌‌ ​ ‌‍‌‌‌‌‌‌‌ ​‍‌‍ ​​ ‌‌‍‍​‌ ‌​‌ ‌​‌ ​​‌ ​ ​‍‌‌​ ​ ‌​​‌​‍‌‌​ ​‍‌​‌‍​‍‌‌​ ​‍‌​‌‍‌‍​ ‌‍ ‌‌ ​ ​‍ ‍‌‍​ ‌‍‌‌‌ ​‍‌ ‌‍‌‍‌‌‌ ​‍‌‍​‌​‍ ‍‌ ​ ‌‍‌‌​‍‌‍‌‍‍‌‌‍‌​​ ‌​ ​‍‌‍‌​​ ​ ‌‍​‌​ ‌‍‌‍​‌‌‍‌‌​ ​​​‍ ‌‌‍​‌‌‍‌‌​ ‌ ​ ‌‍​‍ ‌​ ‌​​ ‌​‌‍​‌​ ‌ ​‍ ‌​ ‍​​ ​‌​ ‌​​ ​ ​‍ ‌‌‍​ ‌‍​ ‌‍‌​​ ​‌​ ​‍​ ‍‌​ ‍‌​ ​ ‌‍‌‍‌‍‌​​ ‌​‌‍‌‍​‍‌‍‌ ‌​‌ ‍‌‌ ​​‌‍‌‌​ ‌‌ ​​‌‍​‌‌‍‌ ‌‍‌‌​‍‌‍‌ ​​‌‍​‌‌ ‌​‌‍‍​​ ‌‌‍​‍‌‍ ​‌‍ ‌‍​ ‌‍‍ ‌ ​ ​‍‌‌​ ‌‌‌​​‍‌‌ ‌‍‍ ‌‍‌‌‌ ‍‌​‍‌‌​ ​ ‌​‌​​‍‌‌​ ​ ‌​‌​​‍‌‌​ ​‍​ ​‍​ ‍‌‌‍​‍​ ‍​‌‍​ ‌‍‌​​ ‌‌‌‍‌‌‌‍​ ​‍ ‌​ ‌​​ ​‍​ ‍‌​ ‌‌​‍ ‌​ ‌​‌‍​‌‌‍‌‍​ ‌‌​‍ ‌‌‍​‍​ ​‌‌‍​‌‌‍​‍​‍ ‌​ ‍​​ ‍​‌‍‌​​ ‌‌‌‍‌​‌‍‌​​ ​ ‌‍​‍‌‍‌‌​ ​‍​ ‍​‌‍‌‍​‍‌‌​ ​‍​ ​‍​‍‌‌​ ‌‌‌​‌​​‍ ‍‌‍​ ‌‍ ‌‍ ​‌ ‌‌‌‍ ‌‌‍ ‍‌ ​ ​‍‌‌​ ‌‌‌​​‍‌‌ ‌‍‍ ‌‍‌‌‌ ‍‌​‍‌‌​ ​ ‌​‌​​‍‌‌​ ​ ‌​‌​​‍‌‌​ ​‍​ ​‍​ ‌‍​ ‌ ​ ​‌​ ‌ ​ ‌‌​ ​​​ ‌​​ ​‍​ ‍‌​ ‌‌‌‍​ ​ ​ ​‍‌‌​ ​‍​ ​‍​‍‌‌​ ‌‌‌​‌​​‍ ‍‌‍‍‌‌ ‌​‌‍‌‌‌‍ ‌‌ ​ ​‍‌‌​ ‌‌‌​​‍​ ‌ ​‍‌‌​ ‌‌‌​‌​​‍‌‍‌ ‌ ‌‍ ‌ ​‍‌‍‍ ‌ ​ ‌ ​​‌‍​‌‌‍​ ‌‍‌‌​ ‌‌ ​​‌ ​‍‌‍ ‌‍‌​‌ ‌‌‌‍​ ‌ ‌​‌‍‍‌‌‍ ‌‍ ‍​‍‌‍‌ ​​‌‍‌‌‌ ​‍‌ ​ ‌ ​​‌‍‌‌‌‍​ ‌ ‌​‌‍‍‌‌ ‌‍‌‍‌‌​ ‌‌ ​​‌ ‌‌‌‍​‍‌‍ ​‌‍‍‌‌ ​ ‌‍‍​‌‍‌‌‌‍‌​​‍​‍‌ ‌
2 dl purjolök​​​​‌ ‍ ​‍​‍‌‍ ‌ ​‍‌‍‍‌‌‍‌ ‌‍‍‌‌‍ ‍​‍​‍​ ‍‍​‍​‍‌ ​ ‌‍​‌‌‍ ‍‌‍‍‌‌ ‌​‌ ‍‌​‍ ‍‌‍‍‌‌‍ ​‍​‍​‍ ​​‍​‍‌‍‍​‌ ​‍‌‍‌‌‌‍‌‍​‍​‍​ ‍‍​‍​‍‌‍‍​‌ ‌​‌ ‌​‌ ​​‌ ​ ​ ‍‍​‍ ​‍ ‌‍​ ‌‍ ‌‌ ​ ​‍ ‍‌‍​ ‌‍‌‌‌ ​‍‌ ‌‍‌‍‌‌‌ ​‍‌‍​‌​‍ ‍‌ ​ ‌‍‌‌​‍ ‌ ​​‌ ​‍‌‍ ‌‍‌​‌ ‌‌‌‍​ ‌ ‌​‌‍‍‌‌‍ ‌‍ ‍​‍ ‌‍‍‌‌‍ ‍‌ ‌​‌‍‌‌‌‍ ‍‌ ‌​​‍ ‌‍‌‌‌‍‌​‌‍‍‌‌ ‌​​‍ ‌‍ ‌‌‍ ‌‍‌​‌‍‌‌​ ‌‌ ​​‌ ​‍‌‍‌‌‌ ​ ‌‍‌‌‌‍ ‍‌ ‌​‌‍​‌‌ ‌​‌‍‍‌‌‍ ‌‍ ‍​ ‍ ‌‍‍‌‌‍‌​​ ‌​ ​‍‌‍‌​​ ​ ‌‍​‌​ ‌‍‌‍​‌‌‍‌‌​ ​​​‍ ‌‌‍​‌‌‍‌‌​ ‌ ​ ‌‍​‍ ‌​ ‌​​ ‌​‌‍​‌​ ‌ ​‍ ‌​ ‍​​ ​‌​ ‌​​ ​ ​‍ ‌‌‍​ ‌‍​ ‌‍‌​​ ​‌​ ​‍​ ‍‌​ ‍‌​ ​ ‌‍‌‍‌‍‌​​ ‌​‌‍‌‍​ ‍ ‌ ‌​‌ ‍‌‌ ​​‌‍‌‌​ ‌‌ ​​‌‍​‌‌‍‌ ‌‍‌‌​ ‍ ‌ ​​‌‍​‌‌ ‌​‌‍‍​​ ‌‌‍​‍‌‍ ​‌‍ ‌‍​ ‌‍‍ ‌ ​ ​‍‌‌​ ‌‌‌​​‍‌‌ ‌‍‍ ‌‍‌‌‌ ‍‌​‍‌‌​ ​ ‌​‌​​‍‌‌​ ​ ‌​‌​​‍‌‌​ ​‍​ ​‍​ ‍‌‌‍​‍​ ‍​‌‍​ ‌‍‌​​ ‌‌‌‍‌‌‌‍​ ​‍ ‌​ ‌​​ ​‍​ ‍‌​ ‌‌​‍ ‌​ ‌​‌‍​‌‌‍‌‍​ ‌‌​‍ ‌‌‍​‍​ ​‌‌‍​‌‌‍​‍​‍ ‌​ ‍​​ ‍​‌‍‌​​ ‌‌‌‍‌​‌‍‌​​ ​ ‌‍​‍‌‍‌‌​ ​‍​ ‍​‌‍‌‍​‍‌‌​ ​‍​ ​‍​‍‌‌​ ‌‌‌​‌​​‍ ‍‌‍​ ‌‍ ‌‍ ​‌ ‌‌‌‍ ‌‌‍ ‍‌ ​ ​‍‌‌​ ‌‌‌​​‍‌‌ ‌‍‍ ‌‍‌‌‌ ‍‌​‍‌‌​ ​ ‌​‌​​‍‌‌​ ​ ‌​‌​​‍‌‌​ ​‍​ ​‍​ ‌‍​ ‌ ​ ​‌​ ‌ ​ ‌‌​ ​​​ ‌​​ ​‍​ ‍‌​ ‌‌‌‍​ ​ ​ ​‍‌‌​ ​‍​ ​‍​‍‌‌​ ‌‌‌​‌​​‍ ‍‌‍‍‌‌ ‌​‌‍‌‌‌‍ ‌‌ ​ ​‍‌‌​ ‌‌‌​​‍​ ‍​​‍‌‌​ ‌‌‌​‌​​ ‌‍​‍‌‍​‌‌ ​ ‌‍‌‌‌‌‌‌‌ ​‍‌‍ ​​ ‌‌‍‍​‌ ‌​‌ ‌​‌ ​​‌ ​ ​‍‌‌​ ​ ‌​​‌​‍‌‌​ ​‍‌​‌‍​‍‌‌​ ​‍‌​‌‍‌‍​ ‌‍ ‌‌ ​ ​‍ ‍‌‍​ ‌‍‌‌‌ ​‍‌ ‌‍‌‍‌‌‌ ​‍‌‍​‌​‍ ‍‌ ​ ‌‍‌‌​‍‌‍‌‍‍‌‌‍‌​​ ‌​ ​‍‌‍‌​​ ​ ‌‍​‌​ ‌‍‌‍​‌‌‍‌‌​ ​​​‍ ‌‌‍​‌‌‍‌‌​ ‌ ​ ‌‍​‍ ‌​ ‌​​ ‌​‌‍​‌​ ‌ ​‍ ‌​ ‍​​ ​‌​ ‌​​ ​ ​‍ ‌‌‍​ ‌‍​ ‌‍‌​​ ​‌​ ​‍​ ‍‌​ ‍‌​ ​ ‌‍‌‍‌‍‌​​ ‌​‌‍‌‍​‍‌‍‌ ‌​‌ ‍‌‌ ​​‌‍‌‌​ ‌‌ ​​‌‍​‌‌‍‌ ‌‍‌‌​‍‌‍‌ ​​‌‍​‌‌ ‌​‌‍‍​​ ‌‌‍​‍‌‍ ​‌‍ ‌‍​ ‌‍‍ ‌ ​ ​‍‌‌​ ‌‌‌​​‍‌‌ ‌‍‍ ‌‍‌‌‌ ‍‌​‍‌‌​ ​ ‌​‌​​‍‌‌​ ​ ‌​‌​​‍‌‌​ ​‍​ ​‍​ ‍‌‌‍​‍​ ‍​‌‍​ ‌‍‌​​ ‌‌‌‍‌‌‌‍​ ​‍ ‌​ ‌​​ ​‍​ ‍‌​ ‌‌​‍ ‌​ ‌​‌‍​‌‌‍‌‍​ ‌‌​‍ ‌‌‍​‍​ ​‌‌‍​‌‌‍​‍​‍ ‌​ ‍​​ ‍​‌‍‌​​ ‌‌‌‍‌​‌‍‌​​ ​ ‌‍​‍‌‍‌‌​ ​‍​ ‍​‌‍‌‍​‍‌‌​ ​‍​ ​‍​‍‌‌​ ‌‌‌​‌​​‍ ‍‌‍​ ‌‍ ‌‍ ​‌ ‌‌‌‍ ‌‌‍ ‍‌ ​ ​‍‌‌​ ‌‌‌​​‍‌‌ ‌‍‍ ‌‍‌‌‌ ‍‌​‍‌‌​ ​ ‌​‌​​‍‌‌​ ​ ‌​‌​​‍‌‌​ ​‍​ ​‍​ ‌‍​ ‌ ​ ​‌​ ‌ ​ ‌‌​ ​​​ ‌​​ ​‍​ ‍‌​ ‌‌‌‍​ ​ ​ ​‍‌‌​ ​‍​ ​‍​‍‌‌​ ‌‌‌​‌​​‍ ‍‌‍‍‌‌ ‌​‌‍‌‌‌‍ ‌‌ ​ ​‍‌‌​ ‌‌‌​​‍​ ‍​​‍‌‌​ ‌‌‌​‌​​‍‌‍‌ ‌ ‌‍ ‌ ​‍‌‍‍ ‌ ​ ‌ ​​‌‍​‌‌‍​ ‌‍‌‌​ ‌‌ ​​‌ ​‍‌‍ ‌‍‌​‌ ‌‌‌‍​ ‌ ‌​‌‍‍‌‌‍ ‌‍ ‍​‍‌‍‌ ​​‌‍‌‌‌ ​‍‌ ​ ‌ ​​‌‍‌‌‌‍​ ‌ ‌​‌‍‍‌‌ ‌‍‌‍‌‌​ ‌‌ ​​‌ ‌‌‌‍​‍‌‍ ​‌‍‍‌‌ ​ ‌‍‍​‌‍‌‌‌‍‌​​‍​‍‌ ‌
2 tsk strösocker​​​​‌ ‍ ​‍​‍‌‍ ‌ ​‍‌‍‍‌‌‍‌ ‌‍‍‌‌‍ ‍​‍​‍​ ‍‍​‍​‍‌ ​ ‌‍​‌‌‍ ‍‌‍‍‌‌ ‌​‌ ‍‌​‍ ‍‌‍‍‌‌‍ ​‍​‍​‍ ​​‍​‍‌‍‍​‌ ​‍‌‍‌‌‌‍‌‍​‍​‍​ ‍‍​‍​‍‌‍‍​‌ ‌​‌ ‌​‌ ​​‌ ​ ​ ‍‍​‍ ​‍ ‌‍​ ‌‍ ‌‌ ​ ​‍ ‍‌‍​ ‌‍‌‌‌ ​‍‌ ‌‍‌‍‌‌‌ ​‍‌‍​‌​‍ ‍‌ ​ ‌‍‌‌​‍ ‌ ​​‌ ​‍‌‍ ‌‍‌​‌ ‌‌‌‍​ ‌ ‌​‌‍‍‌‌‍ ‌‍ ‍​‍ ‌‍‍‌‌‍ ‍‌ ‌​‌‍‌‌‌‍ ‍‌ ‌​​‍ ‌‍‌‌‌‍‌​‌‍‍‌‌ ‌​​‍ ‌‍ ‌‌‍ ‌‍‌​‌‍‌‌​ ‌‌ ​​‌ ​‍‌‍‌‌‌ ​ ‌‍‌‌‌‍ ‍‌ ‌​‌‍​‌‌ ‌​‌‍‍‌‌‍ ‌‍ ‍​ ‍ ‌‍‍‌‌‍‌​​ ‌​ ​‍‌‍‌​​ ​ ‌‍​‌​ ‌‍‌‍​‌‌‍‌‌​ ​​​‍ ‌‌‍​‌‌‍‌‌​ ‌ ​ ‌‍​‍ ‌​ ‌​​ ‌​‌‍​‌​ ‌ ​‍ ‌​ ‍​​ ​‌​ ‌​​ ​ ​‍ ‌‌‍​ ‌‍​ ‌‍‌​​ ​‌​ ​‍​ ‍‌​ ‍‌​ ​ ‌‍‌‍‌‍‌​​ ‌​‌‍‌‍​ ‍ ‌ ‌​‌ ‍‌‌ ​​‌‍‌‌​ ‌‌ ​​‌‍​‌‌‍‌ ‌‍‌‌​ ‍ ‌ ​​‌‍​‌‌ ‌​‌‍‍​​ ‌‌‍​‍‌‍ ​‌‍ ‌‍​ ‌‍‍ ‌ ​ ​‍‌‌​ ‌‌‌​​‍‌‌ ‌‍‍ ‌‍‌‌‌ ‍‌​‍‌‌​ ​ ‌​‌​​‍‌‌​ ​ ‌​‌​​‍‌‌​ ​‍​ ​‍​ ‍‌‌‍​‍​ ‍​‌‍​ ‌‍‌​​ ‌‌‌‍‌‌‌‍​ ​‍ ‌​ ‌​​ ​‍​ ‍‌​ ‌‌​‍ ‌​ ‌​‌‍​‌‌‍‌‍​ ‌‌​‍ ‌‌‍​‍​ ​‌‌‍​‌‌‍​‍​‍ ‌​ ‍​​ ‍​‌‍‌​​ ‌‌‌‍‌​‌‍‌​​ ​ ‌‍​‍‌‍‌‌​ ​‍​ ‍​‌‍‌‍​‍‌‌​ ​‍​ ​‍​‍‌‌​ ‌‌‌​‌​​‍ ‍‌‍​ ‌‍ ‌‍ ​‌ ‌‌‌‍ ‌‌‍ ‍‌ ​ ​‍‌‌​ ‌‌‌​​‍‌‌ ‌‍‍ ‌‍‌‌‌ ‍‌​‍‌‌​ ​ ‌​‌​​‍‌‌​ ​ ‌​‌​​‍‌‌​ ​‍​ ​‍​ ‌‍​ ‌ ​ ​‌​ ‌ ​ ‌‌​ ​​​ ‌​​ ​‍​ ‍‌​ ‌‌‌‍​ ​ ​ ​‍‌‌​ ​‍​ ​‍​‍‌‌​ ‌‌‌​‌​​‍ ‍‌‍‍‌‌ ‌​‌‍‌‌‌‍ ‌‌ ​ ​‍‌‌​ ‌‌‌​​‍​ ‍‌​‍‌‌​ ‌‌‌​‌​​ ‌‍​‍‌‍​‌‌ ​ ‌‍‌‌‌‌‌‌‌ ​‍‌‍ ​​ ‌‌‍‍​‌ ‌​‌ ‌​‌ ​​‌ ​ ​‍‌‌​ ​ ‌​​‌​‍‌‌​ ​‍‌​‌‍​‍‌‌​ ​‍‌​‌‍‌‍​ ‌‍ ‌‌ ​ ​‍ ‍‌‍​ ‌‍‌‌‌ ​‍‌ ‌‍‌‍‌‌‌ ​‍‌‍​‌​‍ ‍‌ ​ ‌‍‌‌​‍‌‍‌‍‍‌‌‍‌​​ ‌​ ​‍‌‍‌​​ ​ ‌‍​‌​ ‌‍‌‍​‌‌‍‌‌​ ​​​‍ ‌‌‍​‌‌‍‌‌​ ‌ ​ ‌‍​‍ ‌​ ‌​​ ‌​‌‍​‌​ ‌ ​‍ ‌​ ‍​​ ​‌​ ‌​​ ​ ​‍ ‌‌‍​ ‌‍​ ‌‍‌​​ ​‌​ ​‍​ ‍‌​ ‍‌​ ​ ‌‍‌‍‌‍‌​​ ‌​‌‍‌‍​‍‌‍‌ ‌​‌ ‍‌‌ ​​‌‍‌‌​ ‌‌ ​​‌‍​‌‌‍‌ ‌‍‌‌​‍‌‍‌ ​​‌‍​‌‌ ‌​‌‍‍​​ ‌‌‍​‍‌‍ ​‌‍ ‌‍​ ‌‍‍ ‌ ​ ​‍‌‌​ ‌‌‌​​‍‌‌ ‌‍‍ ‌‍‌‌‌ ‍‌​‍‌‌​ ​ ‌​‌​​‍‌‌​ ​ ‌​‌​​‍‌‌​ ​‍​ ​‍​ ‍‌‌‍​‍​ ‍​‌‍​ ‌‍‌​​ ‌‌‌‍‌‌‌‍​ ​‍ ‌​ ‌​​ ​‍​ ‍‌​ ‌‌​‍ ‌​ ‌​‌‍​‌‌‍‌‍​ ‌‌​‍ ‌‌‍​‍​ ​‌‌‍​‌‌‍​‍​‍ ‌​ ‍​​ ‍​‌‍‌​​ ‌‌‌‍‌​‌‍‌​​ ​ ‌‍​‍‌‍‌‌​ ​‍​ ‍​‌‍‌‍​‍‌‌​ ​‍​ ​‍​‍‌‌​ ‌‌‌​‌​​‍ ‍‌‍​ ‌‍ ‌‍ ​‌ ‌‌‌‍ ‌‌‍ ‍‌ ​ ​‍‌‌​ ‌‌‌​​‍‌‌ ‌‍‍ ‌‍‌‌‌ ‍‌​‍‌‌​ ​ ‌​‌​​‍‌‌​ ​ ‌​‌​​‍‌‌​ ​‍​ ​‍​ ‌‍​ ‌ ​ ​‌​ ‌ ​ ‌‌​ ​​​ ‌​​ ​‍​ ‍‌​ ‌‌‌‍​ ​ ​ ​‍‌‌​ ​‍​ ​‍​‍‌‌​ ‌‌‌​‌​​‍ ‍‌‍‍‌‌ ‌​‌‍‌‌‌‍ ‌‌ ​ ​‍‌‌​ ‌‌‌​​‍​ ‍‌​‍‌‌​ ‌‌‌​‌​​‍‌‍‌ ‌ ‌‍ ‌ ​‍‌‍‍ ‌ ​ ‌ ​​‌‍​‌‌‍​ ‌‍‌‌​ ‌‌ ​​‌ ​‍‌‍ ‌‍‌​‌ ‌‌‌‍​ ‌ ‌​‌‍‍‌‌‍ ‌‍ ‍​‍‌‍‌ ​​‌‍‌‌‌ ​‍‌ ​ ‌ ​​‌‍‌‌‌‍​ ‌ ‌​‌‍‍‌‌ ‌‍‌‍‌‌​ ‌‌ ​​‌ ‌‌‌‍​‍‌‍ ​‌‍‍‌‌ ​ ‌‍‍​‌‍‌‌‌‍‌​​‍​‍‌ ‌
Gör så här
1. Skär kålen i breda strimlor.
2. Skölj kålen och lägg den i en större skål. Strö över
saltet och blanda runt. Täck över med bakduk och låt stå
cirka 4-5 timmar i rumstemperatur. Efter halva tiden kan
du försiktigt röra runt lite igen.
3. Skölj av kålen noga och låt den rinna av. Se till att
krama ut allt vatten noga.
4. Blanda chilipeppar, fisksås, vitlök, ingefära, purjolök
och socker i en skål. Lägg i kålen och rör runt så att allt
blandas redigt. Tillsätt mer socker eller salt om så önskas
efter smak.